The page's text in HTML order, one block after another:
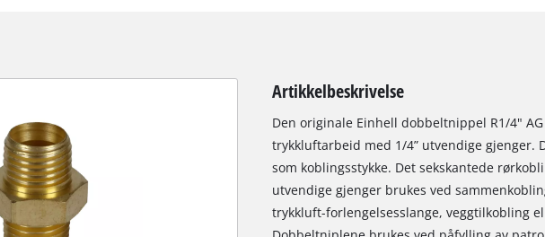
Artikkelbeskrivelse
Den originale Einhell dobbeltnippel R1/4"
trykkluftarbeid med 1/4” utvendige gjenger.
som koblingsstykke. Det sekskantede
utvendige gjenger brukes ved
trykkluft-forlengelsesslange, veggtilkobling